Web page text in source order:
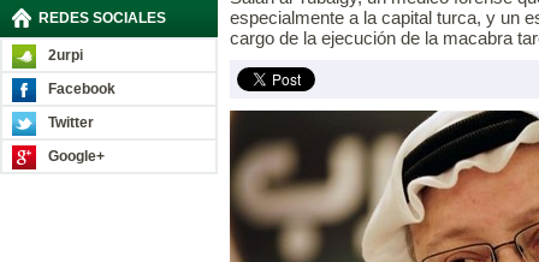
REDES SOCIALES
2urpi
Facebook
Twitter
Google+
especialmente a la capital turca, y un
cargo de la ejecución de la macabra